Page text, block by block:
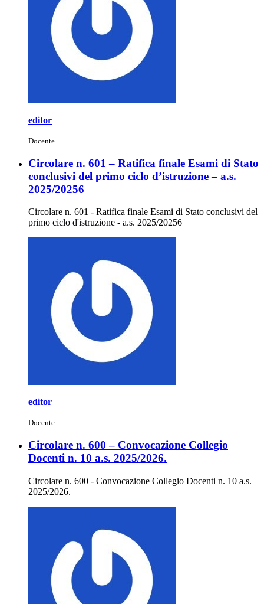
editor
Docente
Circolare n. 601 – Ratifica finale Esami di Stato
conclusivi del primo ciclo d’istruzione – a.s.
2025/20256
Circolare n. 601 - Ratifica finale Esami di Stato conclusivi del
primo ciclo d'istruzione - a.s. 2025/20256
editor
Docente
Circolare n. 600 – Convocazione Collegio
Docenti n. 10 a.s. 2025/2026.
Circolare n. 600 - Convocazione Collegio Docenti n. 10 a.s.
2025/2026.